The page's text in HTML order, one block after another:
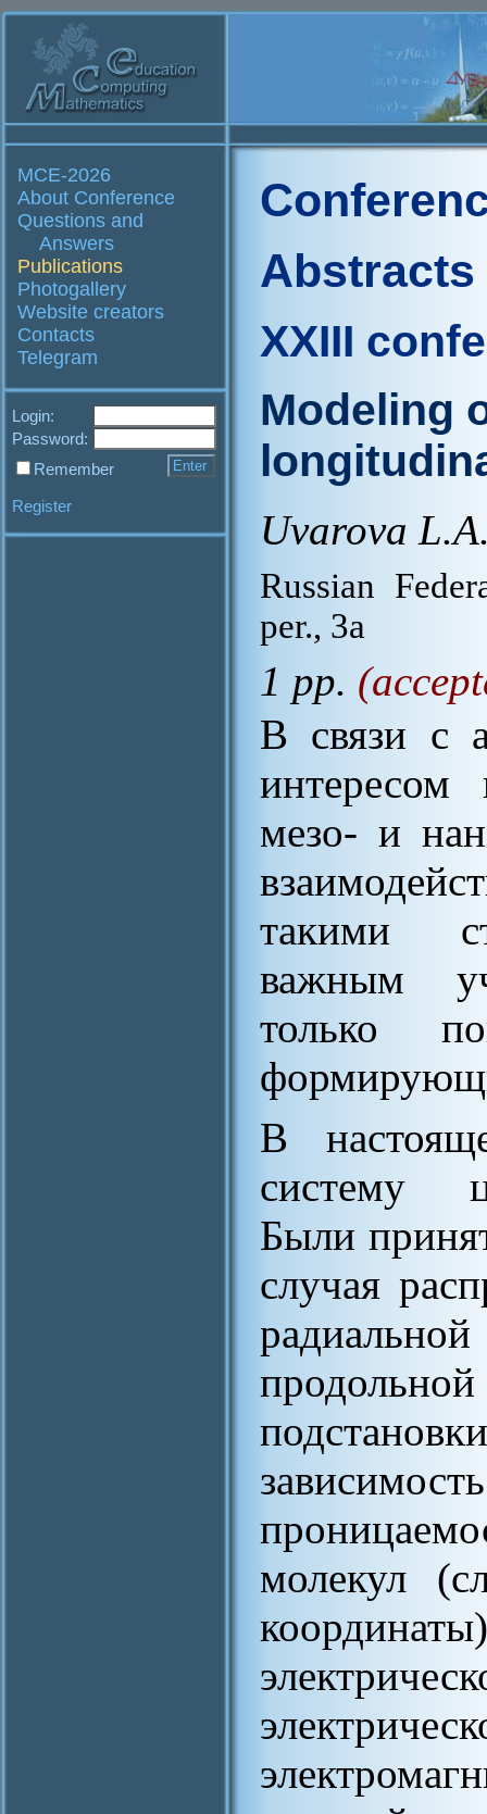
MCE-2026
About Conference
Questions and
Answers
Publications
Photogallery
Website creators
Contacts
Telegram
Login:
Password:
Remember
Register
Abstracts
XXIII
Modeling
Uvarova
Russian
per., 3a
1 pp.
В связи с
интересом
мезо- и
такими
важным
только
В
систему
Были
случая
молекул